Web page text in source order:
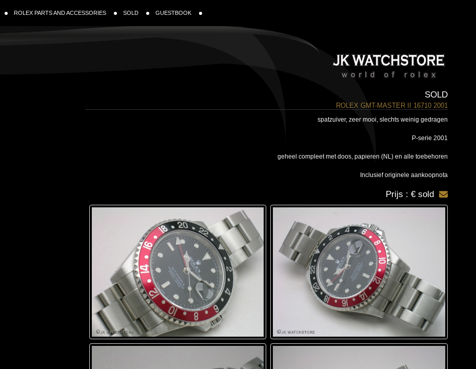
ROLEX PARTS AND ACCESSORIES SOLD GUESTBOOK
SOLD
ROLEX GMT-MASTER II 16710 2001
spatzuiver, zeer mooi, slechts weinig gedragen
P-serie 2001
geheel compleet met doos, papieren (NL) en alle toebehoren
Inclusief originele aankoopnota
Prijs : € sold